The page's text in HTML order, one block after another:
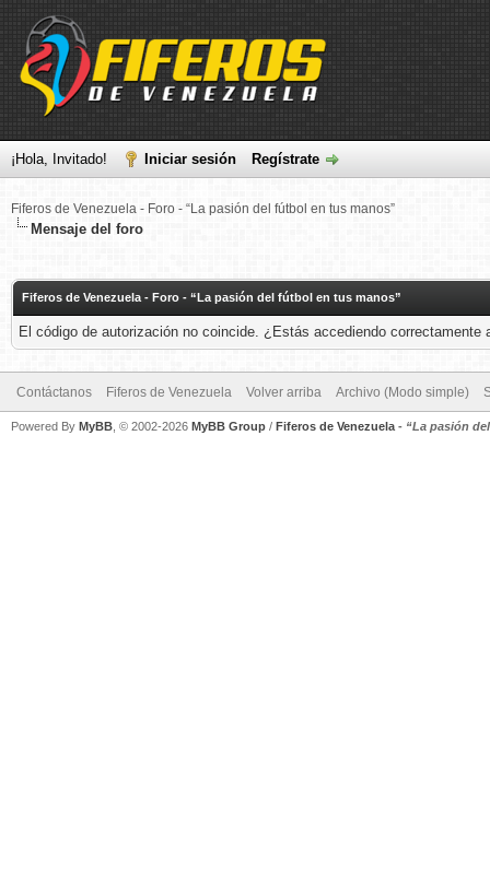
¡Hola, Invitado! Iniciar sesión Regístrate
Fiferos de Venezuela - Foro - “La pasión del fútbol en tus manos”
Mensaje del foro
Fiferos de Venezuela - Foro - “La pasión del fútbol en tus manos”
El código de autorización no coincide. ¿Estás accediendo
Contáctanos Fiferos de Venezuela Volver arriba Archivo (Modo simple)
Powered By MyBB , © 2002-2026 MyBB Group / Fiferos de Venezuela - “La pasión